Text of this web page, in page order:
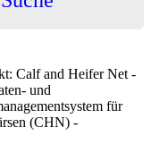
Calf and Heifer Net -
und
für
(CHN) -